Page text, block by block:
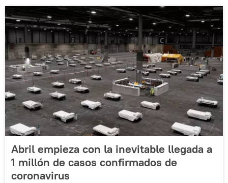
Abril empieza con la inevitable llegada a
1 millón de casos confirmados de
coronavirus